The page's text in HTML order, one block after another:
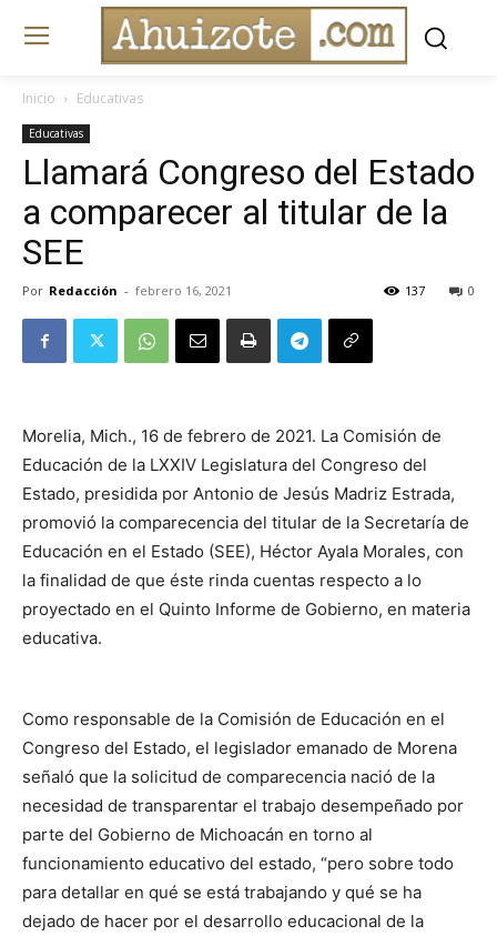
Inicio Educativas
Educativas
Llamará Congreso del Estado
a comparecer al titular de la
SEE
Por Redacción - febrero 16, 2021 0
137
Morelia, Mich., 16 de febrero de 2021. La Comisión de
Educación de la LXXIV Legislatura del Congreso del
Estado, presidida por Antonio de Jesús Madriz Estrada,
promovió la comparecencia del titular de la Secretaría de
Educación en el Estado (SEE), Héctor Ayala Morales, con
la finalidad de que éste rinda cuentas respecto a lo
proyectado en el Quinto Informe de Gobierno, en materia
educativa.
Como responsable de la Comisión de Educación en el
Congreso del Estado, el legislador emanado de Morena
señaló que la solicitud de comparecencia nació de la
necesidad de transparentar el trabajo desempeñado por
parte del Gobierno de Michoacán en torno al
funcionamiento educativo del estado, “pero sobre todo
para detallar en qué se está trabajando y qué se ha
dejado de hacer por el desarrollo educacional de la